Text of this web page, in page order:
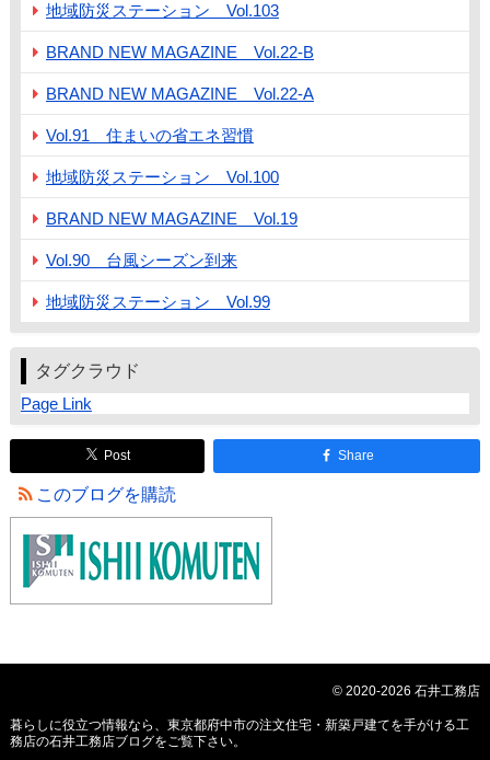
地域防災ステーション Vol.103
BRAND NEW MAGAZINE Vol.22-B
BRAND NEW MAGAZINE Vol.22-A
Vol.91 住まいの省エネ習慣
地域防災ステーション Vol.100
BRAND NEW MAGAZINE Vol.19
Vol.90 台風シーズン到来
地域防災ステーション Vol.99
タグクラウド
Page Link
Post Share
このブログを購読
© 2020-2026 石井工務店
暮らしに役立つ情報なら、 東京都府中市の注文住宅・新築戸建てを手がける工
務店の石井工務店ブログをご覧下さい。